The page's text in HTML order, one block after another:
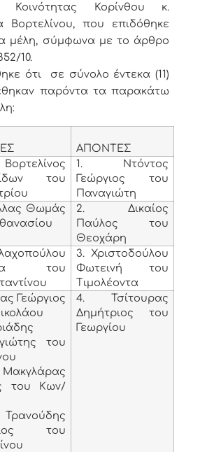
Κοινότητας Κορίνθου κ.
Βορτελίνου, που επιδόθηκε
μέλη, σύμφωνα με το άρθρο
10.
ότι σε σύνολο έντεκα (11)
παρόντα τα παρακάτω
ΑΠΟΝΤΕΣ
Βορτελίνος
του
1. Ντόντος
Γεώργιος του
Παναγιώτη
Θωμάς
2. Δικαίος
Παύλος του
Θεοχάρη
του
3. Χριστοδούλου
Φωτεινή του
Τιμολέοντα
Γεώργιος
του
του Κων/
του
4. Τσίτουρας
Δημήτριος του
Γεωργίου